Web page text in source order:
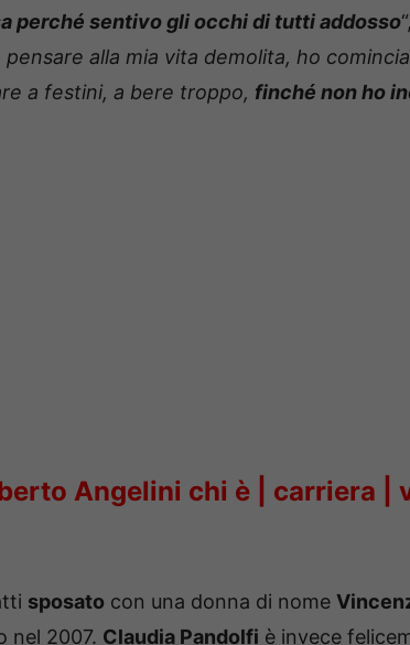
perché sentivo gli occhi di tutti addosso
alla mia vita demolita, ho
a festini, a bere troppo, finché non ho
Angelini chi è | carriera |
sposato con una donna di nome
nel 2007. Claudia Pandolfi è invece